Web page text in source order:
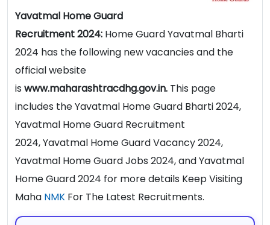
Yavatmal Home Guard
Recruitment 2024: Home Guard Yavatmal Bharti
2024 has the following new vacancies and the
official website
is www.maharashtracdhg.gov.in. This page
includes the Yavatmal Home Guard Bharti 2024,
Yavatmal Home Guard Recruitment
2024, Yavatmal Home Guard Vacancy 2024,
Yavatmal Home Guard Jobs 2024, and Yavatmal
Home Guard 2024 for more details Keep Visiting
Maha NMK For The Latest Recruitments.